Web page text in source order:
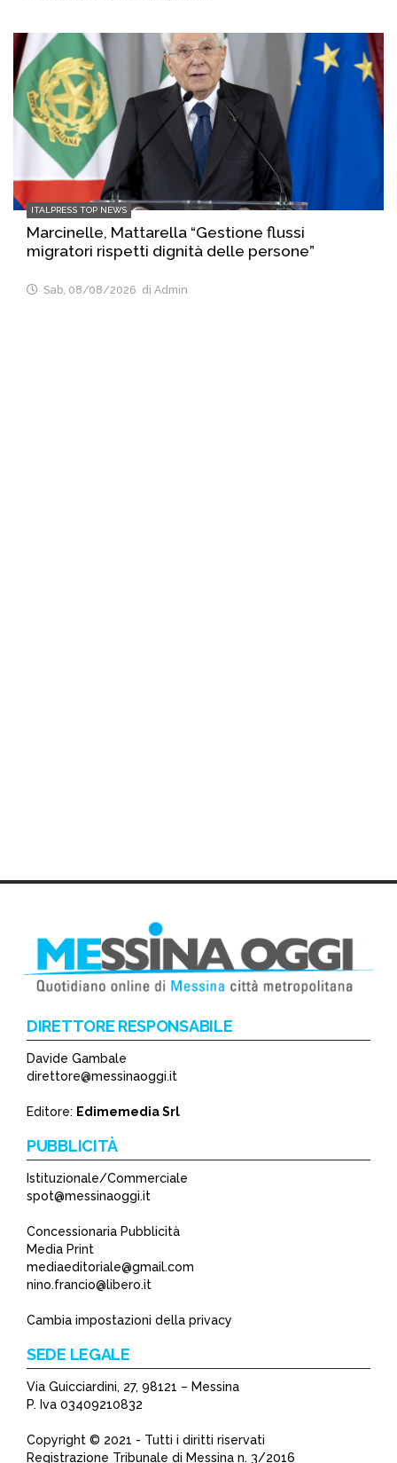
ITALPRESS TOP NEWS
Marcinelle, Mattarella “Gestione flussi
migratori rispetti dignità delle persone”
Sab, 08/08/2026 di Admin
DIRETTORE RESPONSABILE
Davide Gambale
direttore@messinaoggi.it
Editore: Edimemedia Srl
PUBBLICITÀ
Istituzionale/Commerciale
spot@messinaoggi.it
Concessionaria Pubblicità
Media Print
mediaeditoriale@gmail.com
nino.francio@libero.it
Cambia impostazioni della privacy
SEDE LEGALE
Via Guicciardini, 27, 98121 – Messina
P. Iva 03409210832
Copyright © 2021 - Tutti i diritti riservati
Registrazione Tribunale di Messina n. 3/2016